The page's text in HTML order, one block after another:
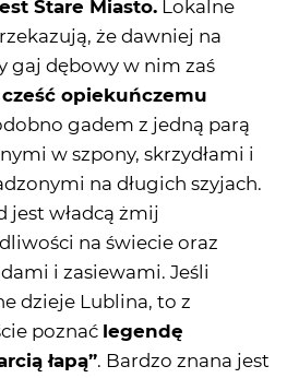
Stare Miasto. Lokalne
że dawniej na
gaj dębowy w nim zaś
opiekuńczemu
gadem z jedną parą
w szpony, skrzydłami i
na długich szyjach.
jest władcą żmij
na świecie oraz
i zasiewami. Jeśli
dzieje Lublina, to z
poznać legendę
łapą”. Bardzo znana jest